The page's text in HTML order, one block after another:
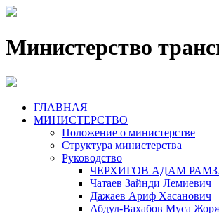
Министерство
ГЛАВНАЯ
МИНИСТЕРСТВО
Положение о министерстве
Структура министерства
Руководство
ЧЕРХИГОВ АДАМ
Чатаев Зайнди Лемиевич
Дажаев Ариф Хасанович
Абдул-Вахабов Муса